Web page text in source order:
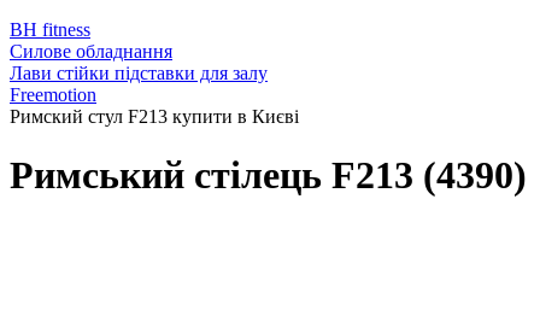
BH fitness
Силове обладнання
Лави стійки підставки для залу
Freemotion
Римский стул F213 купити в Києві
Римський стілець F213 (4390)